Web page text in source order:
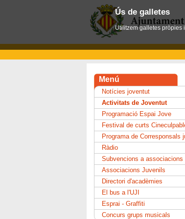
Menú
Notícies joventut
Activitats de Joventut
Programació Espai Jove
Festival de curts
Programa de Corresponsals
Ràdio
Subvencions a associacions
Associacions Juvenils
Directori d'acadèmies
El bus a l'UJI
Esprai - Graffiti
Concurs grups musicals
Ús de galletes
Utilitzem galletes pròpies